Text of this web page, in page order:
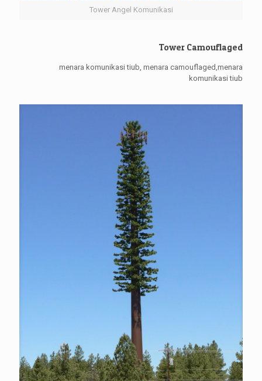
Tower Angel Komunikasi
Tower Camouflaged
menara komunikasi tiub, menara camouflaged,menara
komunikasi tiub